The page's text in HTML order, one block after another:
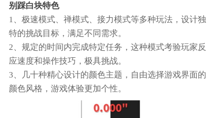
别踩白块特色
1、极速模式、禅模式、接力模式等多种玩法，设计独
特的挑战目标，满足不同需求。
2、规定的时间内完成特定任务，这种模式考验玩家反
应速度和操作技巧，极具挑战。
3、几十种精心设计的颜色主题，自由选择游戏界面的
颜色风格，游戏体验更加个性。